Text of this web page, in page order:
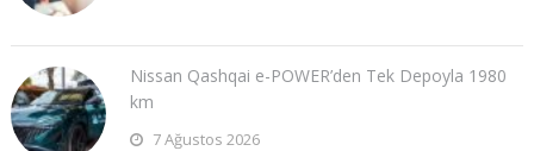
Nissan Qashqai e-POWER’den Tek Depoyla 1980
km
7 Ağustos 2026